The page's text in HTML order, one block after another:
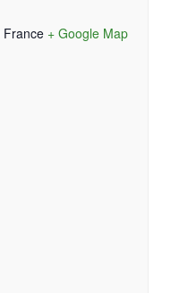
France + Google Map